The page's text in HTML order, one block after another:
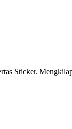
Sticker.